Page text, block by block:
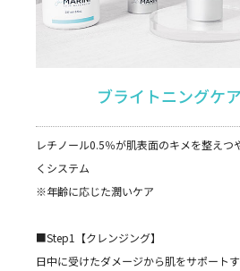
ブライトニングケ
レチノール0.5％が肌表面のキメを整えつ
くシステム
※年齢に応じた潤いケア
■Step1【クレンジング】
日中に受けたダメージから肌をサポート